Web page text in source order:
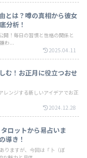
とは？噂の真相から彼女
分析！
開！毎日の習慣と性格の関係と
わ...
2025.04.11
む！お正月に役立つおせ
レンジする新しいアイデアでお正
2024.12.28
ロットから易占いま
導き！
りますが、今回は「卜（ぼ